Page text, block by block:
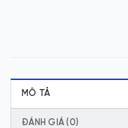
MÔ TẢ
ĐÁNH GIÁ (0)